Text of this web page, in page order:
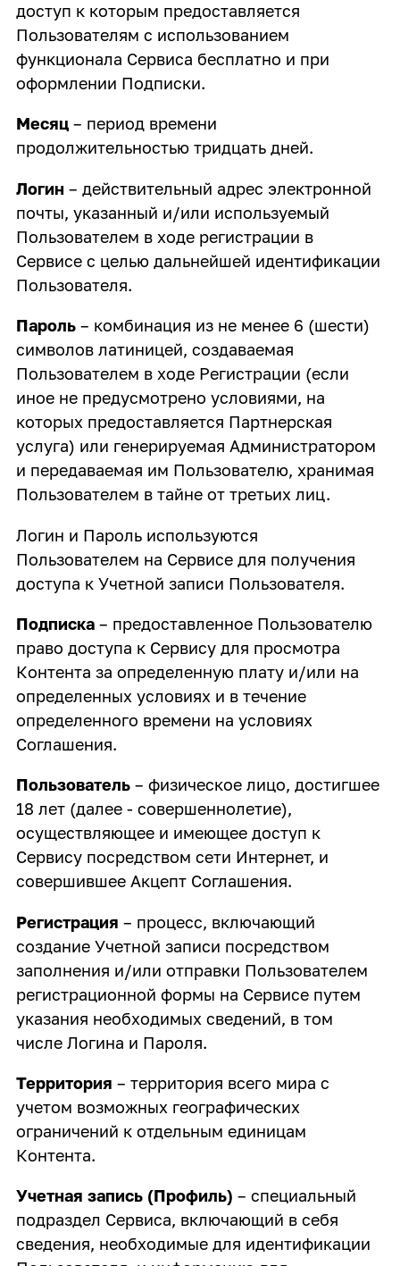
доступ к которым предоставляется
Пользователям с использованием
функционала Сервиса бесплатно и при
оформлении Подписки.
Месяц– период времени
продолжительностью тридцать дней.
Логин – действительный адрес электронной
почты, указанный и/или используемый
Пользователем в ходе регистрации в
Сервисе с целью дальнейшей идентификации
Пользователя.
Пароль – комбинация из не менее 6 (шести)
символов латиницей, создаваемая
Пользователем в ходе Регистрации (если
иное не предусмотрено условиями, на
которых предоставляется Партнерская
услуга) или генерируемая Администратором
и передаваемая им Пользователю, хранимая
Пользователем в тайне от третьих лиц.
Логин и Пароль используются
Пользователем на Сервисе для получения
доступа к Учетной записи Пользователя.
Подписка– предоставленное Пользователю
право доступа к Сервису для просмотра
Контента за определенную плату и/или на
определенных условиях и в течение
определенного времени на условиях
Соглашения.
Пользователь – физическое лицо, достигшее
18 лет (далее - совершеннолетие),
осуществляющее и имеющее доступ к
Сервису посредством сети Интернет, и
совершившее Акцепт Соглашения.
Регистрация– процесс, включающий
создание Учетной записи посредством
заполнения и/или отправки Пользователем
регистрационной формы на Сервисе путем
указания необходимых сведений, в том
числе Логина и Пароля.
Территория – территория всего мира с
учетом возможных географических
ограничений к отдельным единицам
Контента.
Учетная запись (Профиль) – специальный
подраздел Сервиса, включающий в себя
сведения, необходимые для идентификации